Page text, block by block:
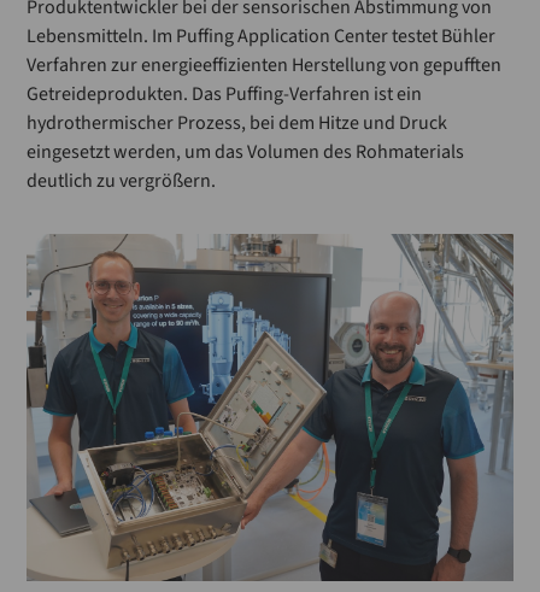
Produktentwickler bei der sensorischen Abstimmung von
Lebensmitteln. Im Puffing Application Center testet Bühler
Verfahren zur energieeffizienten Herstellung von gepufften
Getreideprodukten. Das Puffing-Verfahren ist ein
hydrothermischer Prozess, bei dem Hitze und Druck
eingesetzt werden, um das Volumen des Rohmaterials
deutlich zu vergrößern.